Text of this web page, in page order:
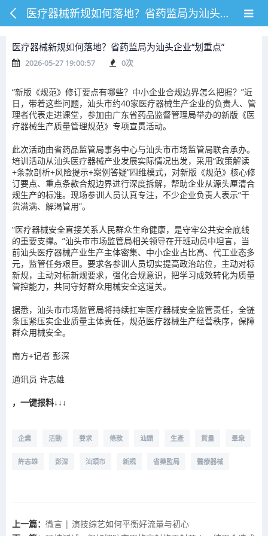
医疗器械新规如何落地？省药监局为汕头企业“划重点”
医疗器械新规如何落地？省药监局为汕头企业“划重点”
2026-05-27 19:00:57 0次
“新版《规范》修订要点有哪些？中小企业合规边界怎么把握？”近
日，带着这些问题，汕头市约40家医疗器械生产企业的负责人、管
理者代表走进课堂，参加由广东省药品监督管理局举办的新版《医
疗器械生产质量管理规范》专项宣贯活动。
此次活动由省药品监管局事务中心与汕头市市场监管局联合承办。
培训活动从汕头医疗器械产业发展实际情况出发，采用“政策解读
+条款剖析+风险提示+案例答疑”四维模式，对新版《规范》核心修
订要点、重点条款合规边界进行深度拆解，帮助企业从源头厘清合
规生产的标准。现场参训人员认真专注，不少企业负责人表示“干
货满满、解渴管用”。
“医疗器械安全直接关系人民群众生命健康，是守牢公共安全底线
的重要支撑。”汕头市市场监管局相关领导在开班动员中坦言，当
前汕头医疗器械产业生产主体密集、中小企业占比高、代工业态多
元，监管任务艰巨。要求各参训人员切实提高政治站位，主动对标
新规，主动对标新规要求，强化合规意识，把学习成效转化为质量
管控能力，共同守好群众用械安全这道关。
据悉，汕头市市场监管局将持续扛牢医疗器械安全监管责任，全链
条压紧压实企业质量主体责任，规范医疗器械生产经营秩序，保障
群众用械安全。
南方+记者 彭深
通讯员 许志雄
，一键报料↓↓↓
企業 活動 要求 條款 汕頭 生產 質量 羣衆
許志雄 彭深 汕頭市 新規 省藥監局 醫療器械
上一篇： 微言 | 演技综艺如何平衡好流量与初心